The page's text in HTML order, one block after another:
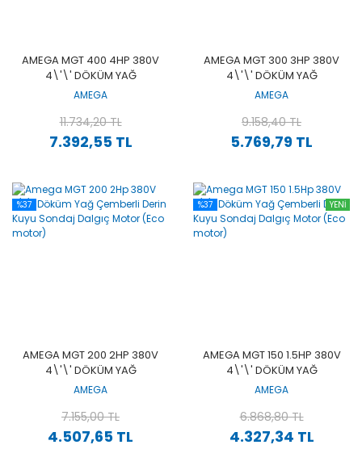
AMEGA MGT 400 4HP 380V
4\'\' DÖKÜM YAĞ
ÇEMBERLI DERIN KUYU
(ECO MOTOR)
AMEGA
7.392,55 TL
11.734,20 TL
AMEGA MGT 300 3HP 380V
4\'\' DÖKÜM YAĞ
ÇEMBERLI DERIN KUYU
(ECO MOTOR)
AMEGA
5.769,79 TL
9.158,40 TL
%37
AMEGA MGT 200 2HP 380V
4\'\' DÖKÜM YAĞ
ÇEMBERLI DERIN KUYU
(ECO MOTOR)
AMEGA
4.507,65 TL
7.155,00 TL
%37 YENİ
AMEGA MGT 150 1.5HP 380V
4\'\' DÖKÜM YAĞ
ÇEMBERLI DERIN KUYU
(ECO MOTOR)
AMEGA
4.327,34 TL
6.868,80 TL